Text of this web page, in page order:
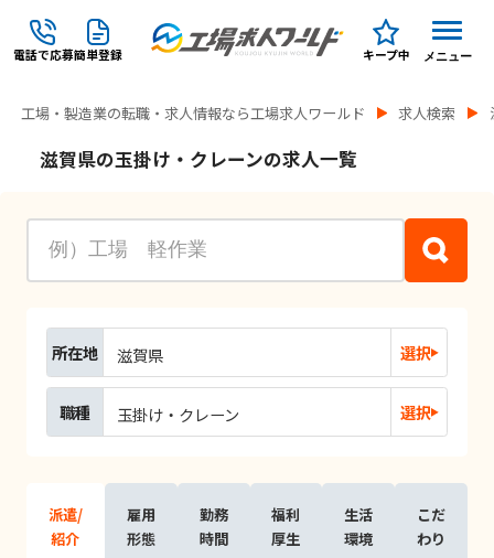
電話で応募簡単登録 キープ中 メニュー
工場・製造業の転職・求人情報なら工場求人ワールド 求人検索
滋賀県の玉掛け・クレーンの求人一覧
所在地 滋賀県 選択
職種 玉掛け・クレーン 選択
派遣/
紹介
雇用
形態
勤務
時間
福利
厚生
生活
環境
こだ
わり